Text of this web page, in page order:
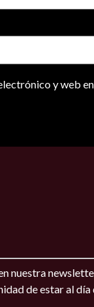
y web
nuestra
de estar al día